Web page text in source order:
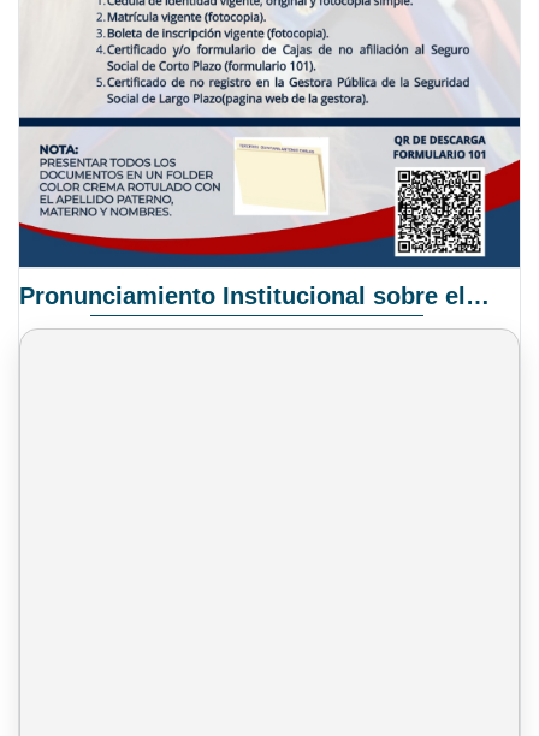
Pronunciamiento Institucional sobre el Proyecto de Ley N° 068/2025-2026 C.S.